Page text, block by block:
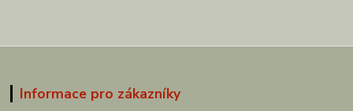
Informace pro zákazníky